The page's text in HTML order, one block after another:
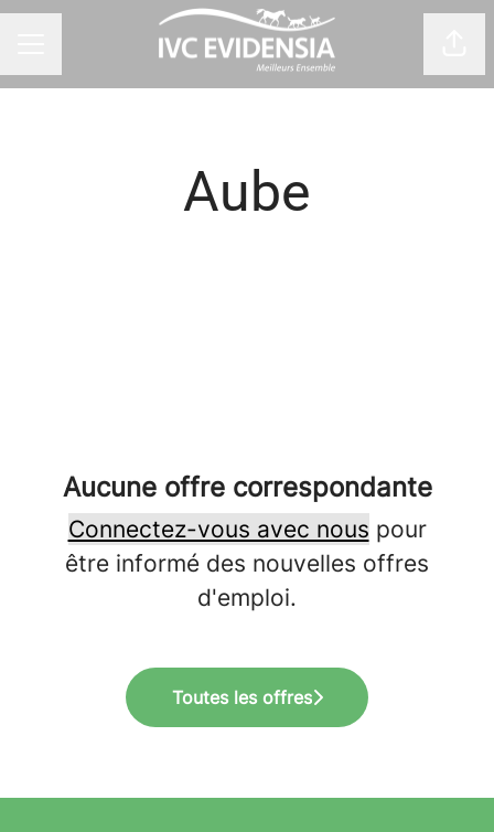
Aube
Aucune offre correspondante
Connectez-vous avec nous pour
être informé des nouvelles offres
d'emploi.
Toutes les offres